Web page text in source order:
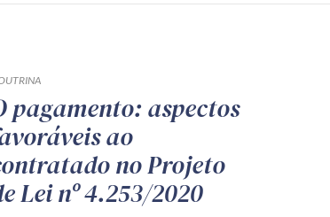
pagamento: aspectos
ao
no Projeto
Lei nº 4.253/2020